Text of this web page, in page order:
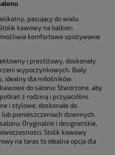
pasujący do wielu
kawowy na balkon:
komfortowe spożywanie
i prestiżowy, doskonały
wypoczynkowych. Biały
idealny dla miłośników
do salonu: Stworzone, aby
z rodziną i przyjaciółmi.
i stylowe, doskonałe do
pomieszczeniach dziennych.
Oryginalne i designerskie,
Stolik kawowy
na taras to idealna opcja dla